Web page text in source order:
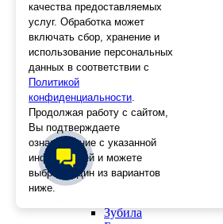
Кабелерезы
Гайкорезы
Зажимы ручные
Подшипники
Тиски
Плоскогубцы
Отвертки
Ножницы по металлу
Напильники, рашпили
Наборы инструментов
Кусачки
Зубила
качества предоставляемых
услуг. Обработка может
включать сбор, хранение и
использование персональных
данных в соответствии с
Политикой
конфиденциальности.
Продолжая работу с сайтом,
Вы подтверждаете
ознакомление с указанной
информацией и можете
выбрать один из вариантов
ниже.